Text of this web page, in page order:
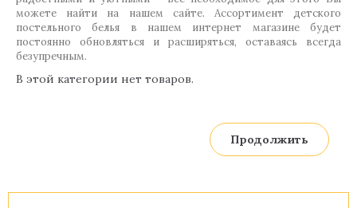
можете найти на нашем сайте. Ассортимент детского
постельного белья в нашем интернет магазине будет
постоянно обновляться и расширяться, оставаясь всегда
безупречным.
В этой категории нет товаров.
Продолжить